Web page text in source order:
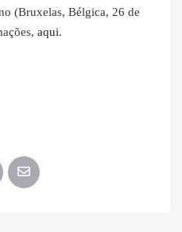
(Bruxelas, Bélgica, 26 de
aqui.